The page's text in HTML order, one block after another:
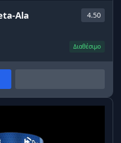
Ala 4.50
Διαθέσιμο